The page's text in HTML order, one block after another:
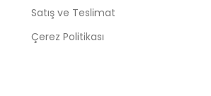
Satış ve Teslimat
Çerez Politikası